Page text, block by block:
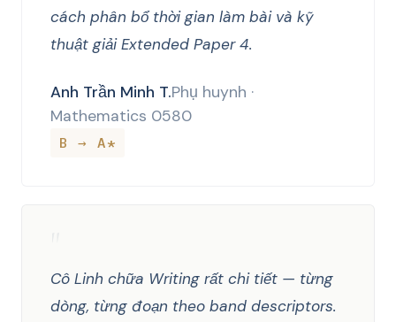
cách phân bổ thời gian làm bài và kỹ
thuật giải Extended Paper 4.
Anh Trần Minh T.Phụ huynh ·
Mathematics 0580
B → A*
Cô Linh chữa Writing rất chi tiết — từng
dòng, từng đoạn theo band descriptors.